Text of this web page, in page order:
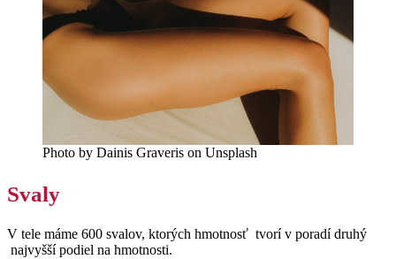
Photo by Dainis Graveris on Unsplash
Svaly
V tele máme 600 svalov, ktorých hmotnosť tvorí v poradí druhý
najvyšší podiel na hmotnosti.